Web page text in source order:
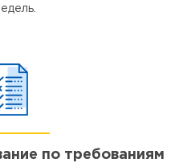
по требованиям